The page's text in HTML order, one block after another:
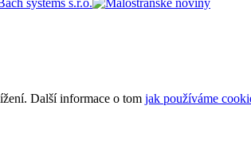
Další informace o tom jak používáme